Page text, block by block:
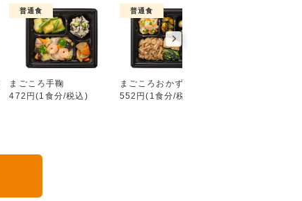
好い日の御膳（ごはん付き）
普通食
まごころ手鞠
472円(1食分/税込)
普通食
まごころおかず
552円(1食分/税込)